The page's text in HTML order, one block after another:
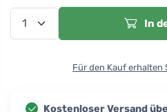
In
Für den Kauf erhalten
Kostenloser Versand